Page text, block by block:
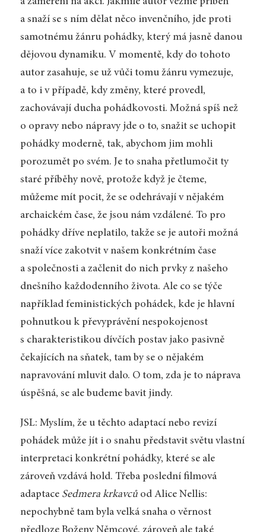
a snaží se s ním dělat něco invenčního, jde proti
samotnému žánru pohádky, který má jasně danou
dějovou dynamiku. V momentě, kdy do tohoto
autor zasahuje, se už vůči tomu žánru vymezuje,
a to i v případě, kdy změny, které provedl,
zachovávají ducha pohádkovosti. Možná spíš než
o opravy nebo nápravy jde o to, snažit se uchopit
pohádky moderně, tak, abychom jim mohli
porozumět po svém. Je to snaha přetlumočit ty
staré příběhy nově, protože když je čteme,
můžeme mít pocit, že se odehrávají v nějakém
archaickém čase, že jsou nám vzdálené. To pro
pohádky dříve neplatilo, takže se je autoři možná
snaží více zakotvit v našem konkrétním čase
a společnosti a začlenit do nich prvky z našeho
dnešního každodenního života. Ale co se týče
například feministických pohádek, kde je hlavní
pohnutkou k převyprávění nespokojenost
s charakteristikou dívčích postav jako pasivně
čekajících na sňatek, tam by se o nějakém
napravování mluvit dalo. O tom, zda je to náprava
úspěšná, se ale budeme bavit jindy.
JSL: Myslím, že u těchto adaptací nebo revizí
pohádek může jít i o snahu představit světu vlastní
interpretaci konkrétní pohádky, které se ale
zároveň vzdává hold. Třeba poslední filmová
adaptace Sedmera krkavcůod Alice Nellis:
nepochybně tam byla velká snaha o věrnost